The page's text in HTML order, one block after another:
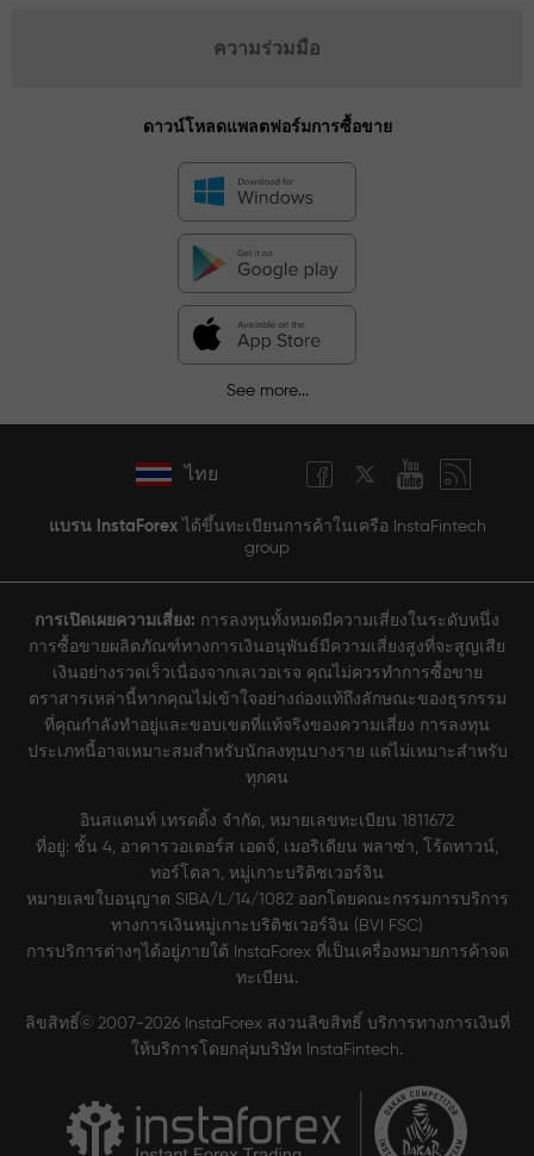
ความร่วมมือ
ดาวน์โหลดแพลตฟอร์มการซื้อขาย
See more...
ไทย
แบรน InstaForexได้ขึ้นทะเบียนการค้าในเครือ InstaFintech
group
การเปิดเผยความเสี่ยง: การลงทุนทั้งหมดมีความเสี่ยงในระดับหนึ่ง
การซื้อขายผลิตภัณฑ์ทางการเงินอนุพันธ์มีความเสี่ยงสูงที่จะสูญเสีย
เงินอย่างรวดเร็วเนื่องจากเลเวอเรจ คุณไม่ควรทำการซื้อขาย
ตราสารเหล่านี้หากคุณไม่เข้าใจอย่างถ่องแท้ถึงลักษณะของธุรกรรม
ที่คุณกำลังทำอยู่และขอบเขตที่แท้จริงของความเสี่ยง การลงทุน
ประเภทนี้อาจเหมาะสมสำหรับนักลงทุนบางราย แต่ไม่เหมาะสำหรับ
ทุกคน
อินสแตนท์ เทรดดิ้ง จำกัด, หมายเลขทะเบียน 1811672
ที่อยู่: ชั้น 4, อาคารวอเตอร์ส เอดจ์, เมอริเดียน พลาซ่า, โร้ดทาวน์,
ทอร์โตลา, หมู่เกาะบริติชเวอร์จิน
หมายเลขใบอนุญาต SIBA/L/14/1082 ออกโดยคณะกรรมการบริการ
ทางการเงินหมู่เกาะบริติชเวอร์จิน (BVI FSC)
การบริการต่างๆได้อยู่ภายใต้ InstaForex ที่เป็นเครื่องหมายการค้าจด
ทะเบียน.
ลิขสิทธิ์© 2007-2026 InstaForex สงวนลิขสิทธิ์ บริการทางการเงินที่
ให้บริการโดยกลุ่มบริษัท InstaFintech.